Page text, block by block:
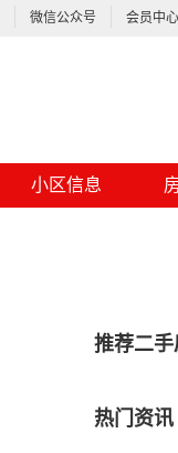
微信公众号 会员中心
小区信息
推荐二手
热门资讯